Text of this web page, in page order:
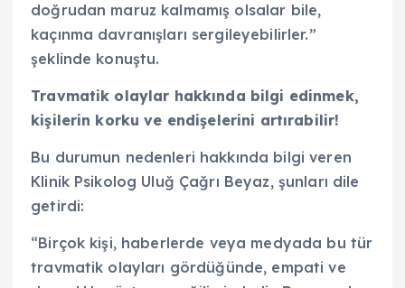
doğrudan maruz kalmamış olsalar bile,
kaçınma davranışları sergileyebilirler.”
şeklinde konuştu.
Travmatik olaylar hakkında bilgi edinmek,
kişilerin korku ve endişelerini artırabilir!
Bu durumun nedenleri hakkında bilgi veren
Klinik Psikolog Uluğ Çağrı Beyaz, şunları dile
getirdi:
“Birçok kişi, haberlerde veya medyada bu tür
travmatik olayları gördüğünde, empati ve